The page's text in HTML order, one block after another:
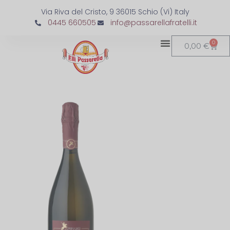
Via Riva del Cristo, 9 36015 Schio (Vi) Italy
0445 660505
info@passarellafratelli.it
0,00€ 0